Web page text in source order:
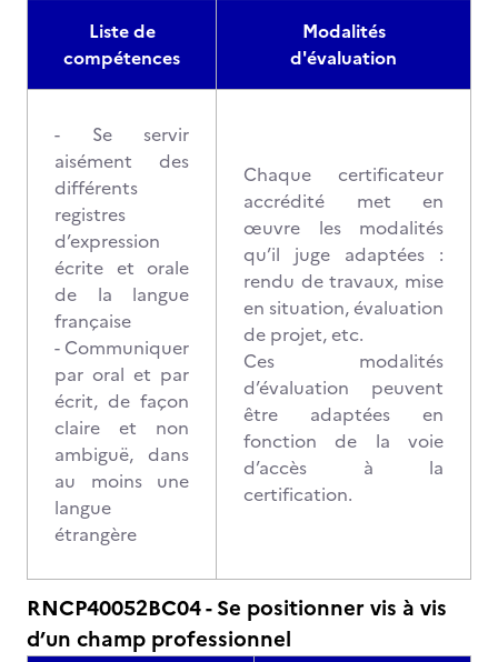
Liste de
compétences
Modalités
d'évaluation
- Se servir
aisément des
différents
registres
d’expression
écrite et orale
de la langue
française
- Communiquer
par oral et par
écrit, de façon
claire et non
ambiguë, dans
au moins une
langue
étrangère
Chaque certificateur
accrédité met en
œuvre les modalités
qu’il juge adaptées :
rendu de travaux, mise
en situation, évaluation
de projet, etc.
Ces modalités
d’évaluation peuvent
être adaptées en
fonction de la voie
d’accès à la
certification.
RNCP40052BC04 - Se positionner vis à vis
d’un champ professionnel